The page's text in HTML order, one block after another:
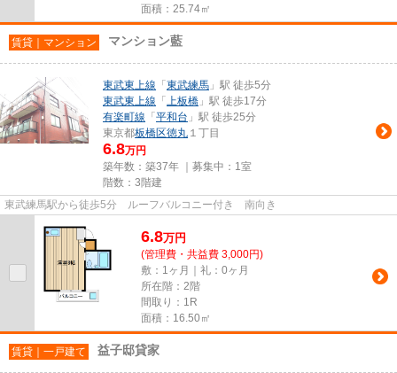
面積：25.74㎡
賃貸｜マンション マンション藍
東武東上線 「 東武練馬 」駅 徒歩5分
東武東上線 「 上板橋 」駅 徒歩17分
有楽町線 「 平和台 」駅 徒歩25分
東京都板橋区徳丸 １丁目
6.8万円
築年数：築37年 ｜募集中： 1室
階数：3階建
東武練馬駅から徒歩5分 ルーフバルコニー付き 南向き
6.8万円
(管理費・共益費 3,000円)
敷：1ヶ月｜礼：0ヶ月
所在階：2階
間取り：1R
面積：16.50㎡
賃貸｜一戸建て 益子邸貸家